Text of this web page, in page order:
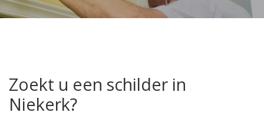
Zoekt u een schilder in
Niekerk?